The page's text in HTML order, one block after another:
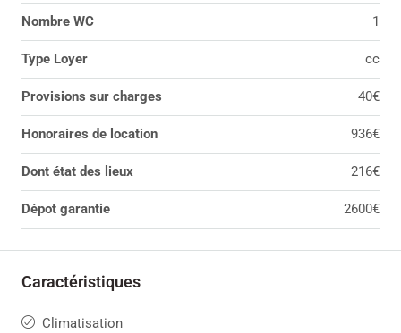
Nombre WC 1
Type Loyer cc
Provisions sur charges 40€
Honoraires de location 936€
Dont état des lieux 216€
Dépot garantie 2600€
Caractéristiques
Climatisation